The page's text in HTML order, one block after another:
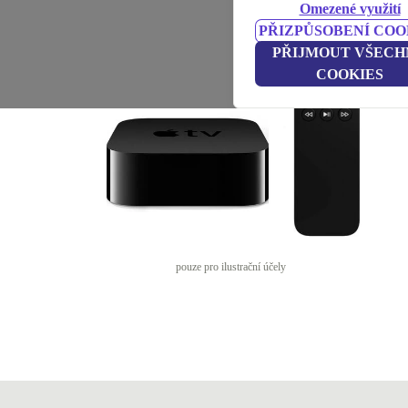
Omezené využití
PŘIZPŮSOBENÍ
PŘIJMOUT
COOKIES
pouze pro ilustrační účely